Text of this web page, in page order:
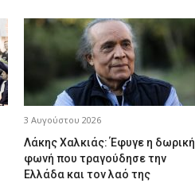
3 Αυγούστου 2026
Λάκης Χαλκιάς: Έφυγε η δωρική
φωνή που τραγούδησε την
Ελλάδα και τον λαό της